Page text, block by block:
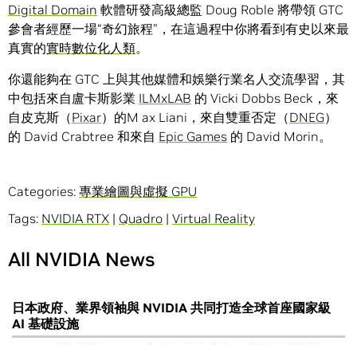
Digital Domain 軟體研發高級總監 Doug Roble 將帶領 GTC
參會者經歷一場“奇幻旅程”，在這過程中你將看到有史以來最
真實的實時數位化人類。
你還能夠在 GTC 上與其他媒體和娛樂行業名人交流學習，其
中包括來自盧卡斯影業 ILMxLAB 的 Vicki Dobbs Beck，來
自皮克斯（Pixar）的M ax Liani，來自雙重否定（DNEG）
的 David Crabtree 和來自 Epic Games 的 David Morin。
Categories: 專業繪圖與虛擬 GPU
Tags: NVIDIA RTX | Quadro | Virtual Reality
All NVIDIA News
日本政府、業界領袖與 NVIDIA 共同打造全球首座國家級
AI 基礎設施